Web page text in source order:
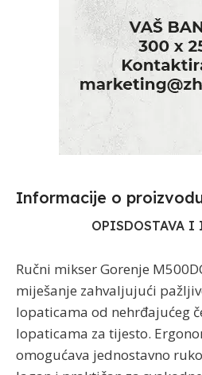
Informacije o
OPISDOSTAVA I
Ručni mikser Gorenje
miješanje zahvaljujući
lopaticama od nehrđajućeg
lopaticama za tijesto.
omogućava jednostavno